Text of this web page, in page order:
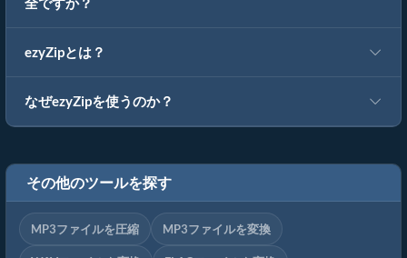
全ですか？
ezyZipとは？
なぜezyZipを使うのか？
その他のツールを探す
MP3ファイルを圧縮 MP3ファイルを変換